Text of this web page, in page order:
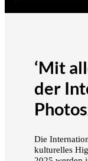
‘Mit
der
Die
kulturelles